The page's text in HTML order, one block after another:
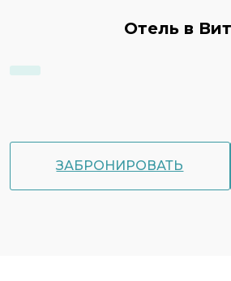
Отель в
ЗАБРОНИРОВАТЬ